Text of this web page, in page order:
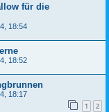
für die
18:54
18:52
18:17
1 2